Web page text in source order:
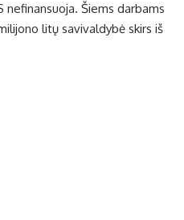
ne­fi­nan­suo­ja. Šiems dar­bams
li­tų sa­vi­val­dy­bė skirs iš